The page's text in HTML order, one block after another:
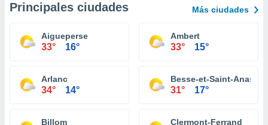
Principales ciudades Más ciudades
Aigueperse
33° 16°
Ambert
33° 15°
Arlanc
34° 14°
Besse-et-Saint-
31° 17°
Billom Clermont-Ferrand